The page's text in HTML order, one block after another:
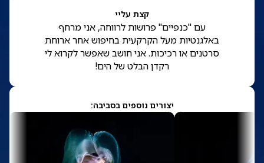
קצת עליי
עם "כנפיים" פרושות לרווחה, אני מרחף
באלגנטיות מעל הקרקעית בחיפוש אחר ארוחת
סרטנים או רכיכות. אני חושב שאפשר לקרוא לי
רקדן הבלט של הים!
יצורים נוספים בסביבה: